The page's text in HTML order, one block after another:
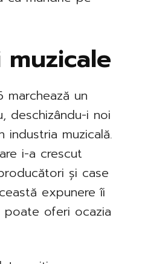
marchează un
deschizându-i noi
muzicală.
i-a crescut
și case
expunere îi
poate oferi ocazia